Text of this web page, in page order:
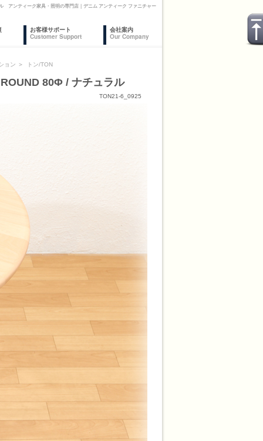
アンティーク家具・照明の専門店｜デニム アンティーク ファニチャー
お客様サポート
Customer Support
会社案内
Our Company
ョン ＞ トン/TON
80Φ / ナチュラル
TON21-6_0925